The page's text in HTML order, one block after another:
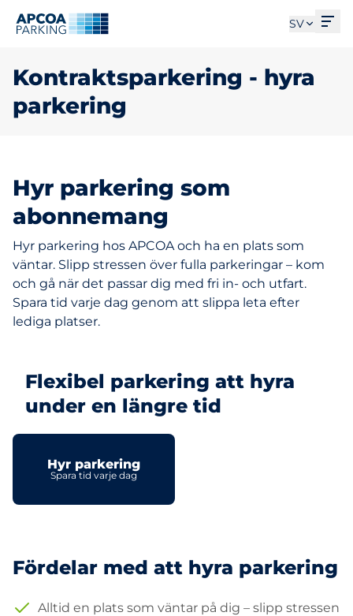
SV
Kontraktsparkering - hyra
parkering
Hyr parkering som
abonnemang
Hyr parkering hos APCOA och ha en plats som
väntar. Slipp stressen över fulla parkeringar – kom
och gå när det passar dig med fri in- och utfart.
Spara tid varje dag genom att slippa leta efter
lediga platser.
Flexibel parkering att hyra
under en längre tid
Hyr parkering
Spara tid varje dag
Fördelar med att hyra parkering
Alltid en plats som väntar på dig – slipp stressen